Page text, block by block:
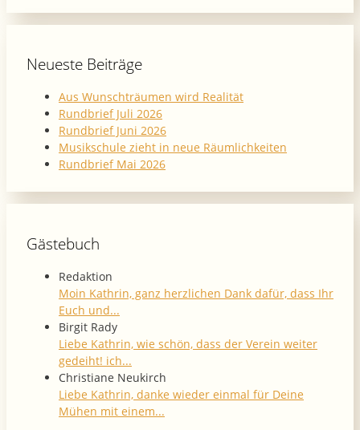
Neueste Beiträge
Aus Wunschträumen wird Realität
Rundbrief Juli 2026
Rundbrief Juni 2026
Musikschule zieht in neue Räumlichkeiten
Rundbrief Mai 2026
Gästebuch
Redaktion
Moin Kathrin, ganz herzlichen Dank dafür, dass Ihr
Euch und...
Birgit Rady
Liebe Kathrin, wie schön, dass der Verein weiter
gedeiht! ich...
Christiane Neukirch
Liebe Kathrin, danke wieder einmal für Deine
Mühen mit einem...